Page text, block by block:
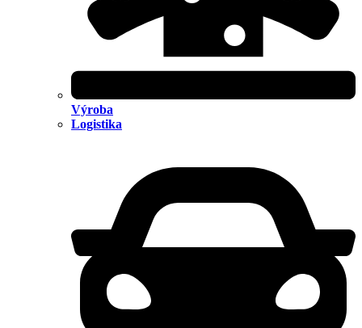
Výroba
Logistika